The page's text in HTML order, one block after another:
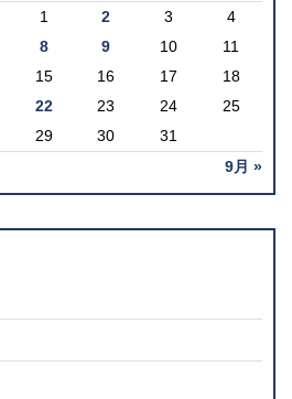
9月 »
1 2 3
4
8 9 10
11
15 16 17
18
22 23 24
25
29 30 31